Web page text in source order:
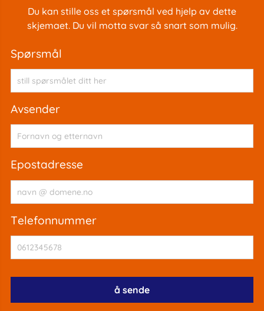
Du kan stille oss et spørsmål ved hjelp av dette
skjemaet. Du vil motta svar så snart som mulig.
spørsmål
avsender
epostadresse
telefonnummer